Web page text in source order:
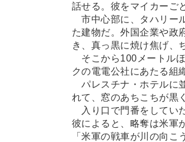
話せる。彼をマイカーご
市中心部に、タハリー
た建物だ。外国企業や政
き、真っ黒に焼け焦げ、
そこから100メートル
クの電電公社にあたる組
パレスチナ・ホテルに
れて、窓のあちこちが黒
入り口で門番をしてい
彼によると、略奪は米軍
「米軍の戦車が川の向